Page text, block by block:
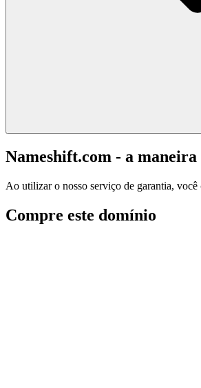
Nameshift.com - a
Ao utilizar o nosso serviço de garantia,
Compre este domínio